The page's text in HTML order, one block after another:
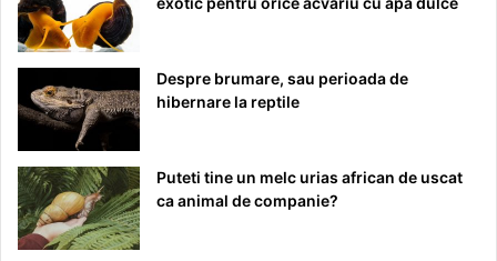
Despre brumare, sau perioada de
hibernare la reptile
Puteti tine un melc urias african de uscat
ca animal de companie?